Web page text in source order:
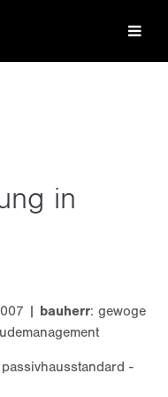
in
| bauherr: gewoge
-